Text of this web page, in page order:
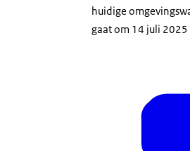
huidige
gaat om 14 juli 2025